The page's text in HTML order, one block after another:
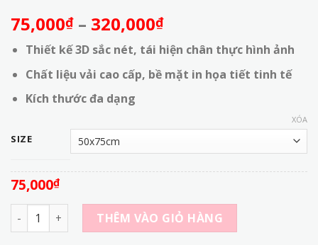
75,000₫ – 320,000₫Khoảng
giá:
từ
75,000₫
Thiết kế 3D sắc nét, tái hiện chân thực hình ảnh
Chất liệu vải cao cấp, bề mặt in họa tiết tinh tế
Kích thước đa dạng
SIZE
XÓA
75,000₫
FO26717 - Phông Nền Vải 3D Lưới Biển Mùa Hè – Mang
THÊM VÀO GIỎ HÀNG